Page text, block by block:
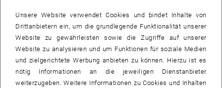
Planungsphase wiederverwendet wird um Soll-Ist-Vergleiche in der
Nutzungsphase mittels Echtzeitsimulationen durchzuführen.
Der Forschungsbereich Bauphysik ist in diesem Projekt vor allem
für die notwendigen Weiterentwicklungen von SIMULTAN MDM
zuständig um das Meta-Datenmodell zu erweitern und zu zeigen,
dass SIMULTAN MDM alle notwendigen Informationen zur digitalen
Abbildung der Prozesse halten, verwalten und zur weiteren
Unsere Website verwendet Cookies und bindet Inhalte von
Drittanbietern ein, um die grundlegende Funktionalität unserer
Website zu gewährleisten sowie die Zugriffe auf unserer
Website zu analysieren und um Funktionen für soziale Medien
und zielgerichtete Werbung anbieten zu können. Hierzu ist es
nötig Informationen an die jeweiligen Dienstanbieter
weiterzugeben. Weitere Informationen zu Cookies und Inhalten